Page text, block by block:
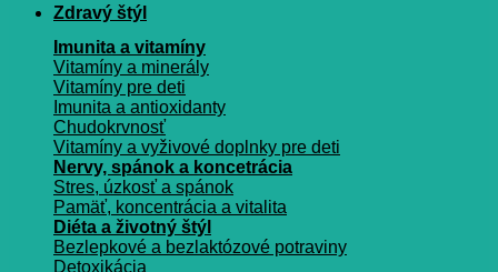
Zdravý štýl
Imunita a vitamíny
Vitamíny a minerály
Vitamíny pre deti
Imunita a antioxidanty
Chudokrvnosť
Vitamíny a vyživové doplnky pre deti
Nervy, spánok a koncetrácia
Stres, úzkosť a spánok
Pamäť, koncentrácia a vitalita
Diéta a životný štýl
Bezlepkové a bezlaktózové potraviny
Detoxikácia